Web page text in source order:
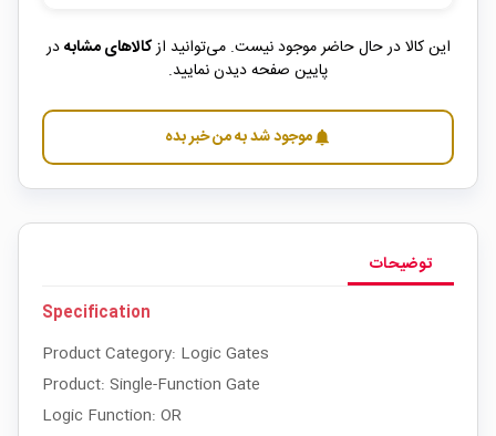
این کالا در حال حاضر موجود نیست. می‌توانید ازکالاهای مشابهدر
پایین صفحه دیدن نمایید.
notificationsموجود شد به من خبر بده
توضیحات
Specification
Product Category: Logic Gates
Product: Single-Function Gate
Logic Function: OR